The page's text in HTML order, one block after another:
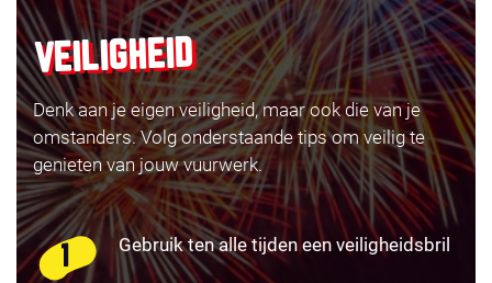
VEILIGHEID
Denk aan je eigen veiligheid, maar ook die van je
omstanders. Volg onderstaande tips om veilig te
genieten van jouw vuurwerk.
Gebruik ten alle tijden een veiligheidsbril